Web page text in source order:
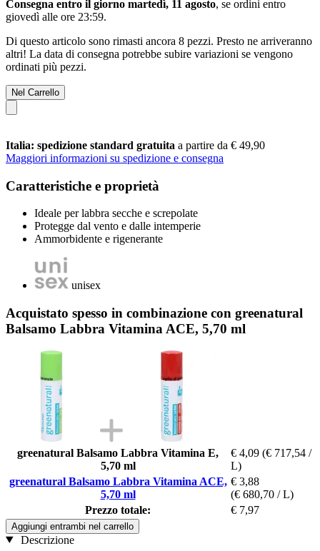
Consegna entro il giorno martedì, 11 agosto, se ordini entro
giovedì alle ore 23:59.
Di questo articolo sono rimasti ancora 8 pezzi. Presto ne arriveranno
altri! La data di consegna potrebbe subire variazioni se vengono
ordinati più pezzi.
Nel Carrello
Italia: spedizione standard gratuita a partire da € 49,90
Maggiori informazioni su spedizione e consegna
Caratteristiche e proprietà
Ideale per labbra secche e screpolate
Protegge dal vento e dalle intemperie
Ammorbidente e rigenerante
unisex
Acquistato spesso in combinazione con greenatural
Balsamo Labbra Vitamina ACE, 5,70 ml
greenatural Balsamo Labbra Vitamina E,
5,70 ml
€ 4,09 (€ 717,54 /
L)
greenatural Balsamo Labbra Vitamina ACE,
5,70 ml
€ 3,88
(€ 680,70 / L)
Prezzo totale:
€ 7,97
Aggiungi entrambi nel carrello
Descrizione